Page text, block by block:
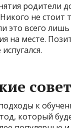
родители
не стоит
это всего
на месте.
к
который